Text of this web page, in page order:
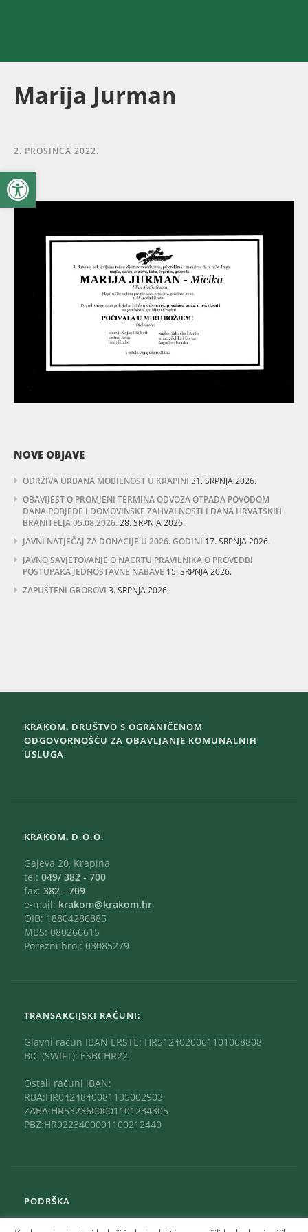
Open toolbar
Marija Jurman
2. PROSINCA 2022.
NOVE OBJAVE
ODRŽIVA URBANA MOBILNOST U KRAPINI 31. SRPNJA 2026.
OBAVIJEST O PROMJENI TERMINA ODVOZA OTPADA POVODOM
DANA POBJEDE I DOMOVINSKE ZAHVALNOSTI I DANA HRVATSKIH
BRANITELJA 05.08.2026.28. SRPNJA 2026.
JAVNI NATJEČAJ ZA DONACIJE U 2026. GODINI 17. SRPNJA 2026.
JAVNO SAVJETOVANJE O NACRTU PRAVILNIKA O PROVEDBI
POSTUPAKA JEDNOSTAVNE NABAVE 15. SRPNJA 2026.
ZAPUŠTENI GROBOVI 3. SRPNJA 2026.
KRAKOM, DRUŠTVO S OGRANIČENOM
ODGOVORNOŠĆU ZA OBAVLJANJE KOMUNALNIH
USLUGA
KRAKOM, D.O.O.
Gajeva 20, Krapina
tel: 049/ 382 - 700
fax: 382 - 709
e-mail: krakom@krakom.hr
OIB: 18804286885
MBS: 080266615
Porezni broj: 03085279
TRANSAKCIJSKI RAČUNI:
Glavni račun IBAN ERSTE: HR5124020061101068808
BIC (SWIFT): ESBCHR22
Ostali računi IBAN:
RBA:HR0424840081135002903
ZABA:HR5323600001101234305
PBZ:HR9223400091100212440
PODRŠKA